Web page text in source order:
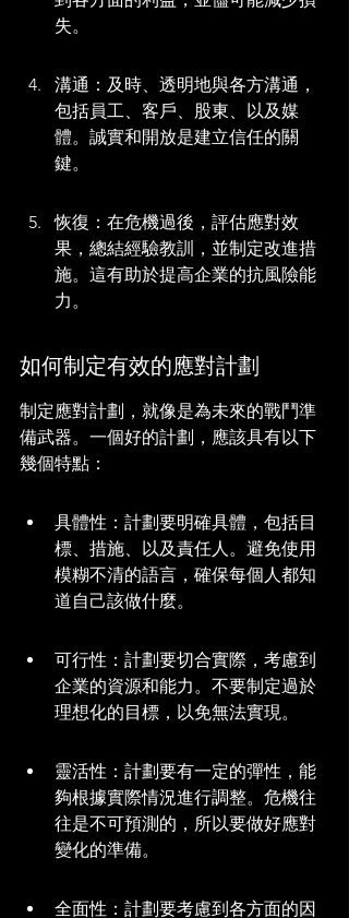
失。
溝通：及時、透明地與各方溝通，
包括員工、客戶、股東、以及媒
體。誠實和開放是建立信任的關
鍵。
恢復：在危機過後，評估應對效
果，總結經驗教訓，並制定改進措
施。這有助於提高企業的抗風險能
力。
如何制定有效的應對計劃
制定應對計劃，就像是為未來的戰鬥準
備武器。一個好的計劃，應該具有以下
幾個特點：
具體性：計劃要明確具體，包括目
標、措施、以及責任人。避免使用
模糊不清的語言，確保每個人都知
道自己該做什麼。
可行性：計劃要切合實際，考慮到
企業的資源和能力。不要制定過於
理想化的目標，以免無法實現。
靈活性：計劃要有一定的彈性，能
夠根據實際情況進行調整。危機往
往是不可預測的，所以要做好應對
變化的準備。
全面性：計劃要考慮到各方面的因